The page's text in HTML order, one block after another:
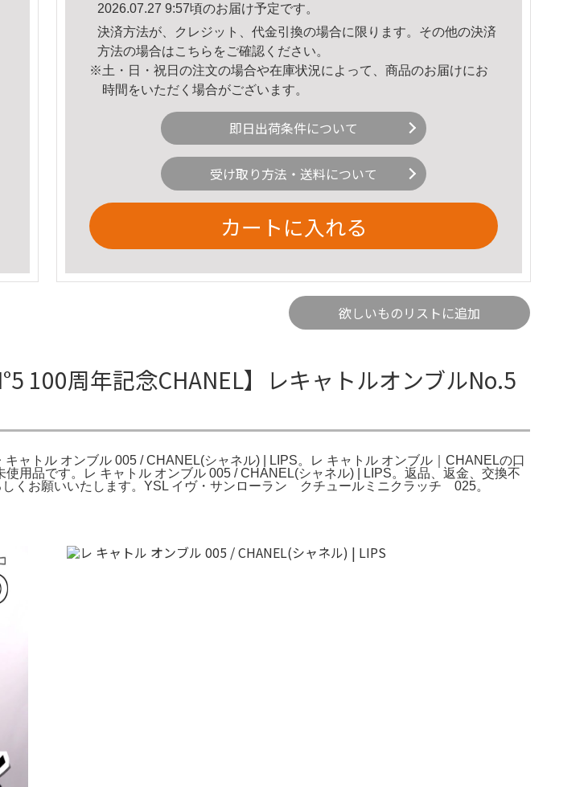
2026.07.27 9:57頃のお届け予定です。
決済方法が、クレジット、代金引換の場合に限ります。その他の決済
方法の場合はこちら をご確認ください。
※土・日・祝日の注文の場合や在庫状況によって、商品のお届けにお
時間をいただく場合がございます。
即日出荷条件について
受け取り方法・送料について
カートに入れる
欲しいものリストに追加
100周年記念CHANEL】レキャトルオンブルNo.5
ャトル オンブル 005 / CHANEL(シャネル) | LIPS。レ キャトル オンブル｜CHANELの口
用品です。レ キャトル オンブル 005 / CHANEL(シャネル) | LIPS。返品、返金、交換不
くお願いいたします。YSL イヴ・サンローラン クチュールミニクラッチ 025。